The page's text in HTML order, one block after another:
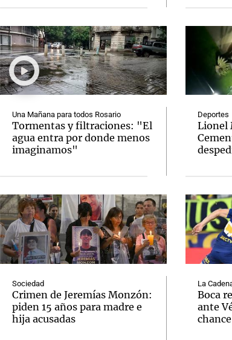
Una Mañana para todos Rosario
Tormentas y filtraciones: "El
agua entra por donde menos
imaginamos"
Sociedad
Crimen de Jeremías Monzón:
piden 15 años para madre e
hija acusadas
Deportes
Lionel
La
Boca
ante
Notas
El huracán de Arequito